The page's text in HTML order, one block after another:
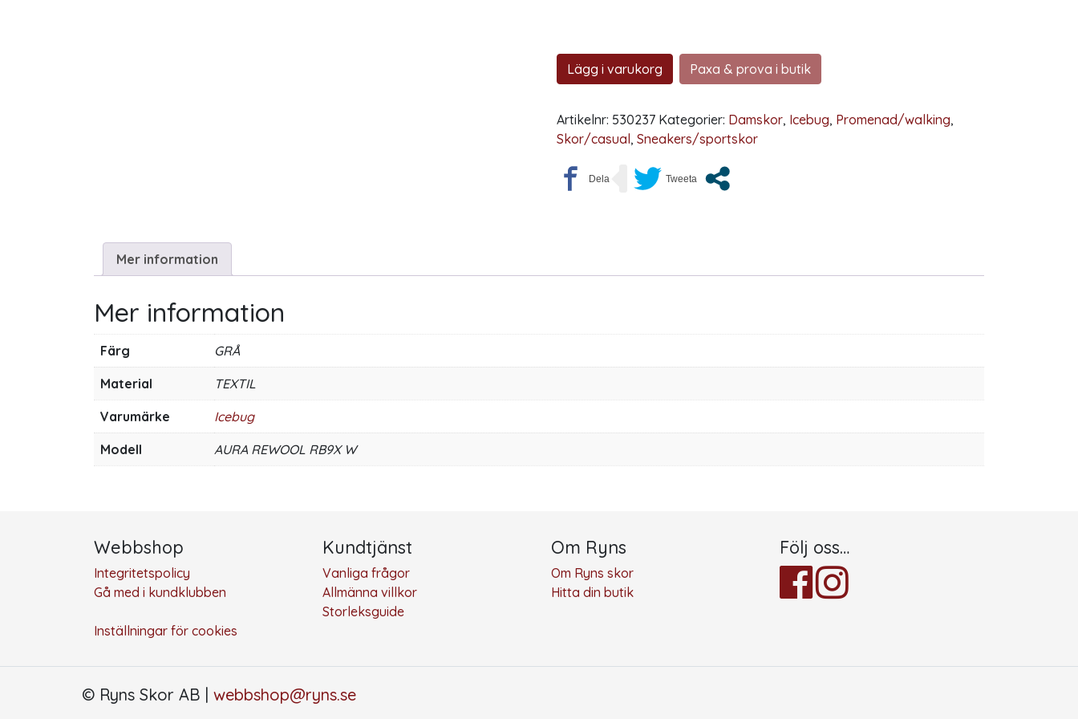
Lägg i varukorg Paxa & prova i butik
Artikelnr: 530237 Kategorier: Damskor, Icebug, Promenad/walking,
Skor/casual,Sneakers/sportskor
Mer information
Mer information
Färg GRÅ
Material TEXTIL
Varumärke Icebug
Modell AURA REWOOL RB9X W
Webbshop
Integritetspolicy
Gå med i kundklubben
Kundtjänst
Vanliga frågor
Allmänna villkor
Storleksguide
Om Ryns
Om Ryns skor
Hitta din butik
Följ oss…
Inställningar för cookies
© Ryns Skor AB | webbshop@ryns.se